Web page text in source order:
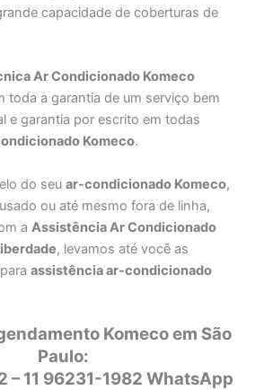
capacidade de coberturas de
Ar Condicionado Komeco
toda a garantia de um serviço bem
e garantia por escrito em todas
Komeco.
do seuar-condicionado Komeco,
ou até mesmo fora de linha,
a Assistência Ar Condicionado
, levamos até você as
assistência ar-condicionado
Komeco em São
Paulo:
– 11 96231-1982 WhatsApp